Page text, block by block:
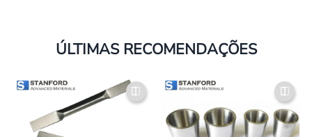
ÚLTIMAS RECOMENDAÇÕES